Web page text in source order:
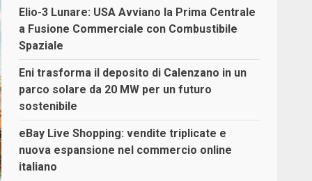
Elio-3 Lunare: USA Avviano la Prima Centrale
a Fusione Commerciale con Combustibile
Spaziale
Eni trasforma il deposito di Calenzano in un
parco solare da 20 MW per un futuro
sostenibile
eBay Live Shopping: vendite triplicate e
nuova espansione nel commercio online
italiano